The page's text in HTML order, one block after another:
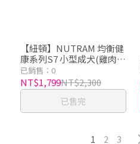
【紐頓】NUTRAM 均衡健
康系列S7 小型成犬(雞肉
+胡蘿蔔) 5.4kg
已銷售：0
NT$1,799NT$2,300
已售完
1 2 3